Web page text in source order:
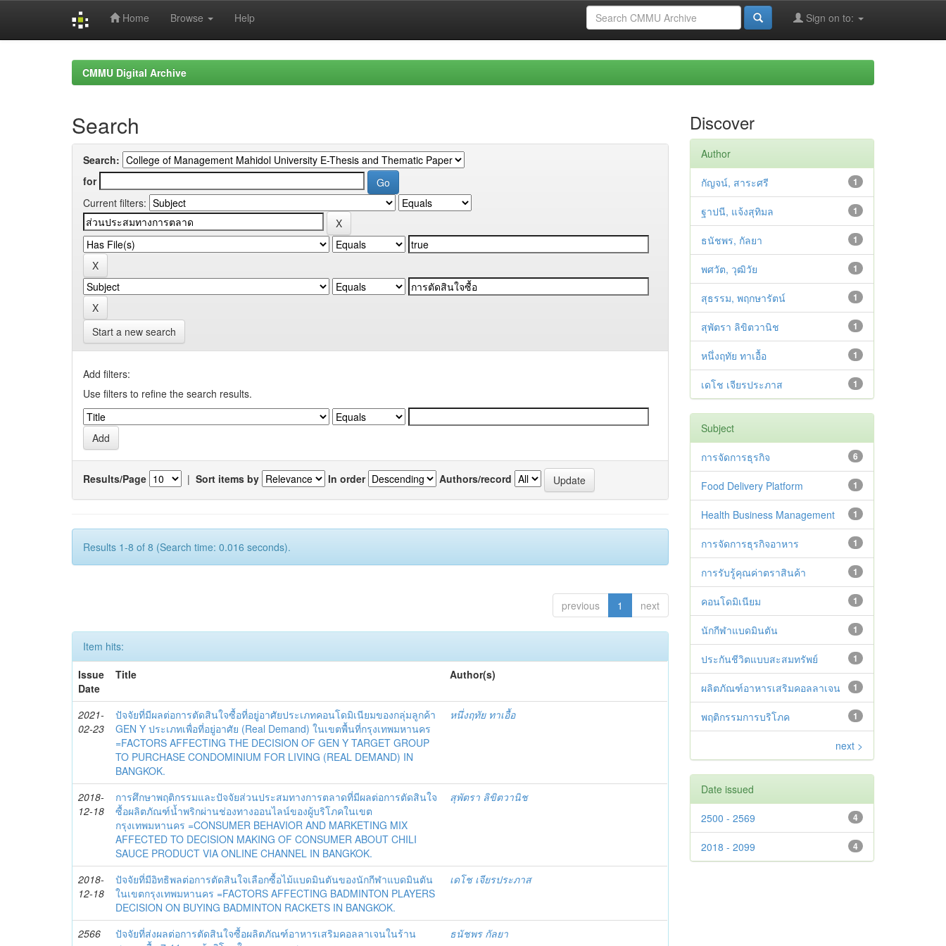
Home Browse Help Sign on to:
CMMU Digital Archive
Search
Search:
for
Current filters:
Start a new search
Add filters:
Use filters to refine the search results.
Results/Page | Sort items by In order Authors/record
Results 1-8 of 8 (Search time: 0.016 seconds).
previous 1 next
Item hits:
Issue
Date
Title Author(s)
2021-
02-23
ปัจจัยที่มีผลต่อการตัดสินใจซื้อที่อยู่อาศัยประเภทคอนโดมิเนียมของกลุ่มลูกค้า
GEN Y ประเภทเพื่อที่อยู่อาศัย (Real Demand) ในเขตพื้นที่กรุงเทพมหานคร
=FACTORS AFFECTING THE DECISION OF GEN Y TARGET GROUP
TO PURCHASE CONDOMINIUM FOR LIVING (REAL DEMAND) IN
BANGKOK.
หนึ่งฤทัย ทาเอื้อ
2018-
12-18
การศึกษาพฤติกรรมและปัจจัยส่วนประสมทางการตลาดที่มีผลต่อการตัดสินใจ
ซื้อผลิตภัณฑ์น้ำพริกผ่านช่องทางออนไลน์ของผู้บริโภคในเขต
กรุงเทพมหานคร =CONSUMER BEHAVIOR AND MARKETING MIX
AFFECTED TO DECISION MAKING OF CONSUMER ABOUT CHILI
SAUCE PRODUCT VIA ONLINE CHANNEL IN BANGKOK.
สุพัตรา ลิขิตวานิช
2018-
12-18
ปัจจัยที่มีอิทธิพลต่อการตัดสินใจเลือกซื้อไม้แบดมินตันของนักกีฬาแบดมินตัน
ในเขตกรุงเทพมหานคร =FACTORS AFFECTING BADMINTON PLAYERS
DECISION ON BUYING BADMINTON RACKETS IN BANGKOK.
เดโช เจียรประภาส
2566
ปัจจัยที่ส่งผลต่อการตัดสินใจซื้อผลิตภัณฑ์อาหารเสริมคอลลาเจนในร้าน
ธนัชพร กัลยา
Discover
Author
1
กัญจน์, สาระศรี
1
ฐาปนี, แจ้งสุทิมล
1
ธนัชพร, กัลยา
1
พศวัต, วุฒิวัย
1
สุธรรม, พฤกษารัตน์
1
สุพัตรา ลิขิตวานิช
1
หนึ่งฤทัย ทาเอื้อ
1
เดโช เจียรประภาส
Subject
6
การจัดการธุรกิจ
1
Food Delivery Platform
1
Health Business Management
1
การจัดการธุรกิจอาหาร
1
การรับรู้คุณค่าตราสินค้า
1
คอนโดมิเนียม
1
นักกีฬาแบดมินตัน
1
ประกันชีวิตแบบสะสมทรัพย์
1
ผลิตภัณฑ์อาหารเสริมคอลลาเจน
1
พฤติกรรมการบริโภค
next >
Date issued
4
2500 - 2569
4
2018 - 2099